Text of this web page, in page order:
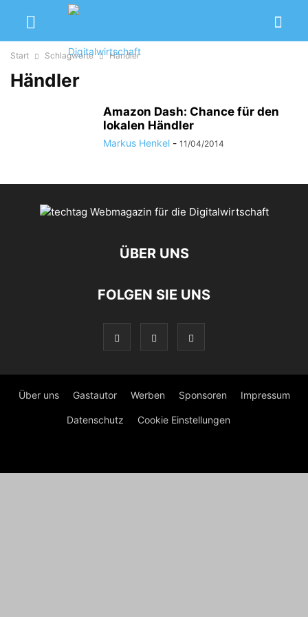
Start Schlagworte Händler
Händler
Amazon Dash: Chance für den
lokalen Händler
Markus Henkel - 11/04/2014
ÜBER UNS
FOLGEN SIE UNS
Über uns Gastautor Werben Sponsoren Impressum
Datenschutz Cookie Einstellungen